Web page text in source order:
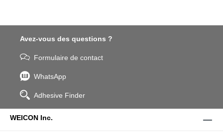
Avez-vous des questions ?
Formulaire de contact
WhatsApp
Adhesive Finder
WEICON Inc.